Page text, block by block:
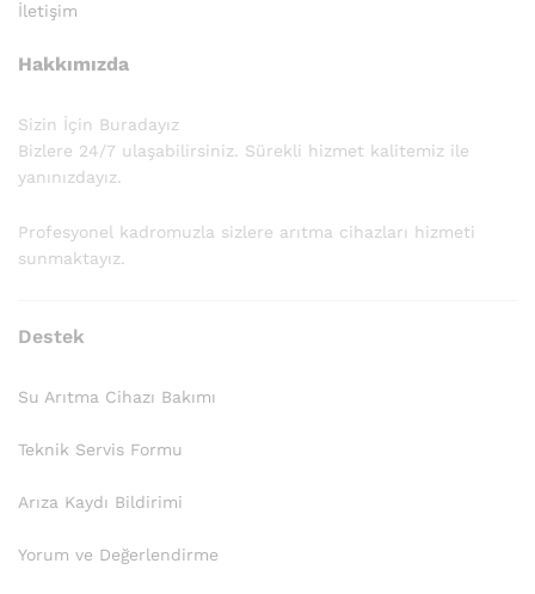
İletişim
Hakkımızda
Sizin İçin Buradayız
Bizlere 24/7 ulaşabilirsiniz. Sürekli hizmet kalitemiz ile
yanınızdayız.
Profesyonel kadromuzla sizlere arıtma cihazları hizmeti
sunmaktayız.
Destek
Su Arıtma Cihazı Bakımı
Teknik Servis Formu
Arıza Kaydı Bildirimi
Yorum ve Değerlendirme